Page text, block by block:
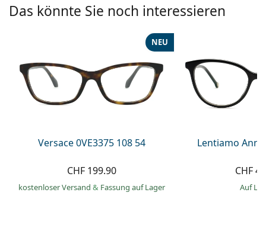
Marc Jacobs
Prada
Alle Marken
Das könnte Sie noch interessieren
Versace 0VE3375 108 54
NEU
CHF 199.90
kostenloser Versand & Fassung auf Lager
Lentiamo
CHF
auf